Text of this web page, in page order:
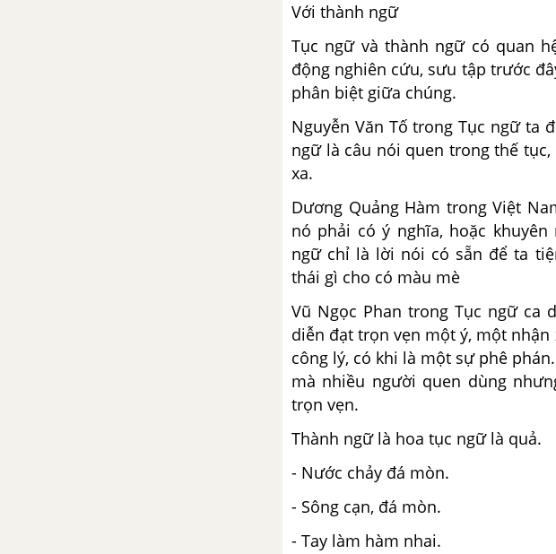
Với thành ngữ
Tục ngữ và thành ngữ có quan
động nghiên cứu, sưu tập trước
phân biệt giữa chúng.
Nguyễn Văn Tố trong Tục ngữ ta
ngữ là câu nói quen trong thế
xa.
Dương Quảng Hàm trong Việt
nó phải có ý nghĩa, hoặc
ngữ chỉ là lời nói có sẵn để ta
thái gì cho có màu mè
Vũ Ngọc Phan trong Tục ngữ ca
diễn đạt trọn vẹn một ý, một
công lý, có khi là một sự phê
mà nhiều người quen dùng
trọn vẹn.
Thành ngữ là hoa tục ngữ là quả.
- Nước chảy đá mòn.
- Sông cạn, đá mòn.
- Tay làm hàm nhai.